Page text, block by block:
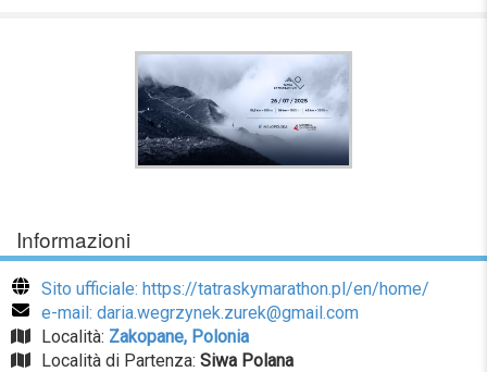
Informazioni
Sito ufficiale: https://tatraskymarathon.pl/en/home/
e-mail: daria.wegrzynek.zurek@gmail.com
Località: Zakopane, Polonia
Località di Partenza: Siwa Polana